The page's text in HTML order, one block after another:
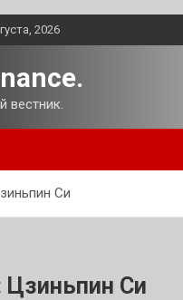
2026
вестник.
Си
Цзиньпин Си